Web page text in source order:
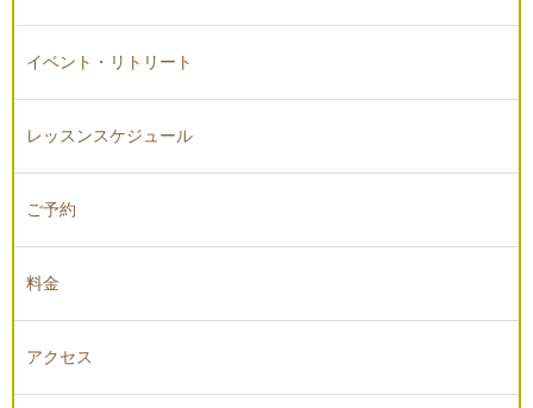
イベント・リトリート
レッスンスケジュール
ご予約
料金
アクセス